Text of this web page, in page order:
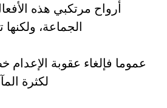
أرواح مرتكبي هذه
الجماعة، ولكنها
عموما فإلغاء عقوبة الإعدام
لكثرة